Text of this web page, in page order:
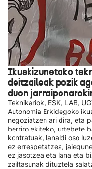
Ikuskizunetako
deitzaileak pozik
duen
Teknikariok, ESK, LAB,
Autonomia Erkidegoko
negoziatzen ari dira, eta
berriro ekiteko, urtebete
kontratuak, lanaldi oso
ez errespetatzea,
ez jasotzea eta lana eta
zailtasunak dituztela